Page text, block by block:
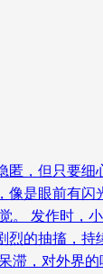
，但只要
是眼前有
。 发作时
的抽搐，
滞，对外界